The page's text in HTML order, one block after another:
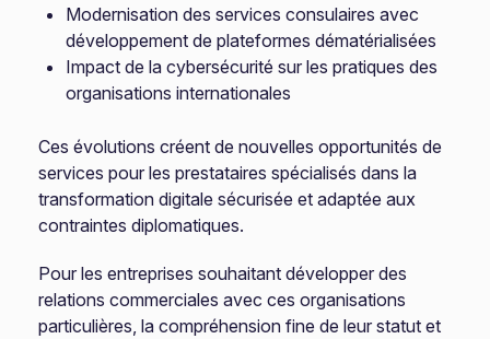
Modernisation des services consulaires avec
développement de plateformes dématérialisées
Impact de la cybersécurité sur les pratiques des
organisations internationales
Ces évolutions créent de nouvelles opportunités de
services pour les prestataires spécialisés dans la
transformation digitale sécurisée et adaptée aux
contraintes diplomatiques.
Pour les entreprises souhaitant développer des
relations commerciales avec ces organisations
particulières, la compréhension fine de leur statut et